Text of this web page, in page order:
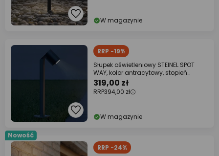
W magazynie
RRP -19%
Słupek oświetleniowy STEINEL SPOT
WAY, kolor antracytowy, stopień
ochrony IP44,
319,00 zł
RRP394,00 zł
W magazynie
Nowość
RRP -24%